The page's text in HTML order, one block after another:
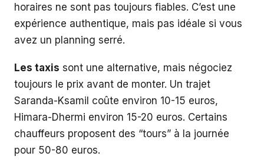
horaires ne sont pas toujours fiables. C’est une
expérience authentique, mais pas idéale si vous
avez un planning serré.
Les taxis sont une alternative, mais négociez
toujours le prix avant de monter. Un trajet
Saranda-Ksamil coûte environ 10-15 euros,
Himara-Dhermi environ 15-20 euros. Certains
chauffeurs proposent des “tours” à la journée
pour 50-80 euros.